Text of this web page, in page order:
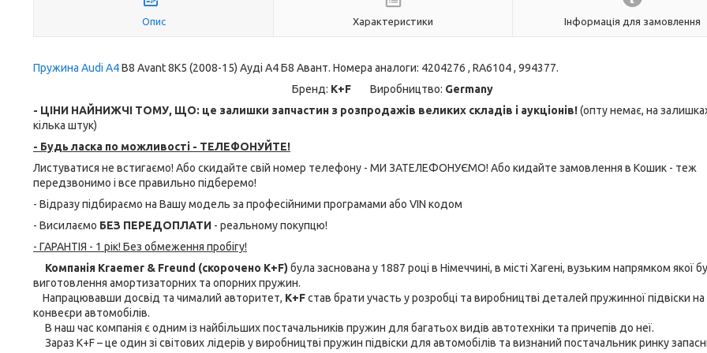
Опис Характеристики Інформація для замовлення
Пружина Audi A4B8 Avant 8K5 (2008-15) Ауді А4 Б8 Авант. Номера аналоги: 4204276 , RA6104 , 994377.
Бренд: K+FВиробництво: Germany
- ЦІНИ НАЙНИЖЧІ ТОМУ, ЩО: це залишки запчастин з розпродажів великих складів і аукціонів!(опту немає, на
кілька штук)
- Будь ласка по можливості - ТЕЛЕФОНУЙТЕ!
Листуватися не встигаємо! Або скидайте свій номер телефону - МИ ЗАТЕЛЕФОНУЄМО! Або кидайте замовлення в Кошик - теж
передзвонимо і все правильно підберемо!
- Відразу підбираємо на Вашу модель за професійними програмами або VIN кодом
- Висилаємо БЕЗ ПЕРЕДОПЛАТИ - реальному покупцю!
- ГАРАНТІЯ - 1 рік! Без обмеження пробігу!
Компанія Kraemer & Freund (скорочено K+F) була заснована у 1887 році в Німеччині, в місті Хагені, вузьким напрямком якої
виготовлення амортизаторних та опорних пружин.
Напрацювавши досвід та чималий авторитет, K+Fстав брати участь у розробці та виробництві деталей пружинної підвіски на
конвеєри автомобілів.
В наш час компанія є одним із найбільших постачальників пружин для багатьох видів автотехніки та причепів до неї.
Зараз K+F – це один зі світових лідерів у виробництві пружин підвіски для автомобілів та визнаний постачальник ринку